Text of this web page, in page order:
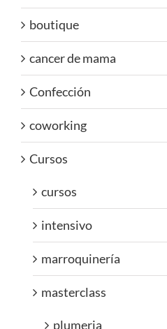
boutique
cancer de mama
Confección
coworking
Cursos
cursos
intensivo
marroquinería
masterclass
plumeria